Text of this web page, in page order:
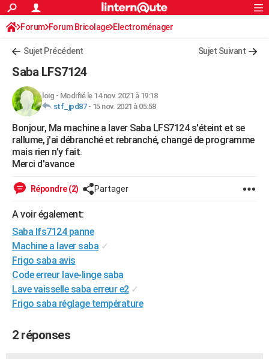
ACTUALITÉS
Politique
Société
Faits Divers
Education
Monde
Villes
+
FINANCE
Retraite
Impôts
Epargne
Immobilier
Risques naturels par ville
Banque
Assurance
Crédit
AUTO
Essais
Réserver un essai
Citadines
Berlines
SUV
Forum auto
+HIGH-TECH
Mobiles
Meilleur smartphone
Internet
Ordinateurs
Jeux vidéo
Guide high-tech
+BRICOLAGE
Forum
Aménagement intérieur
Extérieur
Cuisine
Salle de bains
Jardinage
Rangement
WEEK-END
LIFESTYLE
Art de vivre
Bien-être
Loisirs
Mode
Modes de vie
SANTE
Alimentation
Guide de la santé
Maladies
Médicaments
Sommeil
VOYAGE
Destinations
City break
Voyage nature
Voyage de noces
Forum
Climat
+PHOTO
GUIDES D'ACHAT
BONS PLANS
S'inscrire
Connexion
Forum Forum Bricolage Electroménager
Sujet Précédent Sujet Suivant
Saba LFS7124
loig - Modifié le 14 nov. 2021 à 19:18
stf_jpd87- 15 nov. 2021 à 05:58
Bonjour, Ma machine a laver Saba LFS7124 s'éteint et se
rallume, j'ai débranché et rebranché, changé de programme
mais rien n'y fait.
Merci d'avance
Répondre (2) Partager
A voir également:
Saba lfs7124 panne
Machine a laver saba ✓
Frigo saba avis
Code erreur lave-linge saba
Lave vaisselle saba erreur e2 ✓
Frigo saba réglage température
2 réponses